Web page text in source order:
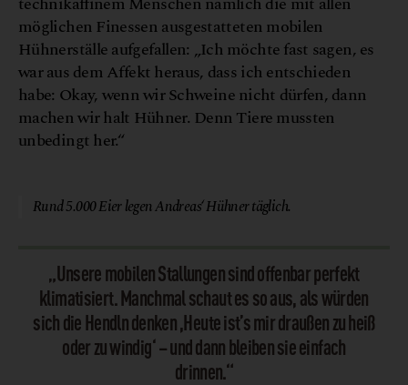
möglichen Finessen ausgestatteten mobilen
Hühnerställe aufgefallen: „Ich möchte fast sagen, es
war aus dem Affekt heraus, dass ich entschieden
habe: Okay, wenn wir Schweine nicht dürfen, dann
machen wir halt Hühner. Denn Tiere mussten
unbedingt her.“
Rund 5.000 Eier legen Andreas‘ Hühner täglich.
„Unsere mobilen Stallungen sind offenbar perfekt
klimatisiert. Manchmal schaut es so aus, als würden
sich die Hendln denken ,Heute ist’s mir draußen zu heiß
oder zu windig‘ – und dann bleiben sie einfach
drinnen.“